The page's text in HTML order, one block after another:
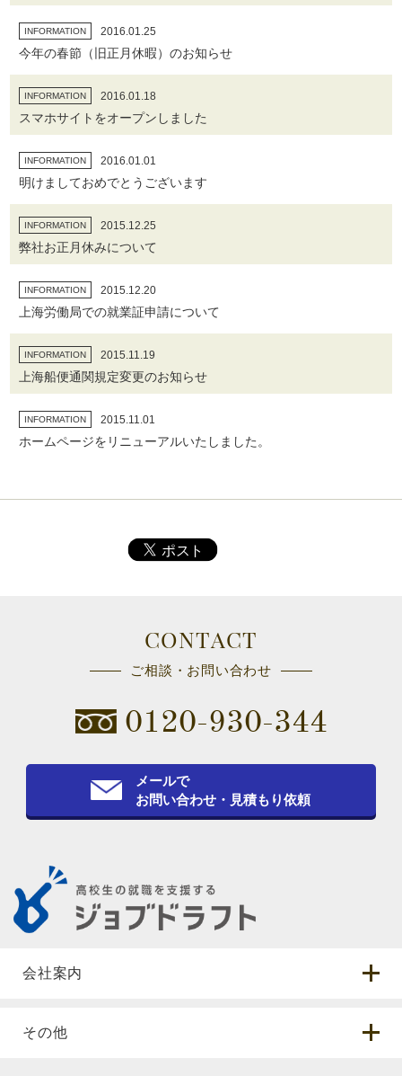
INFORMATION 2016.01.25
今年の春節（旧正月休暇）のお知らせ
INFORMATION 2016.01.18
スマホサイトをオープンしました
INFORMATION 2016.01.01
明けましておめでとうございます
INFORMATION 2015.12.25
弊社お正月休みについて
INFORMATION 2015.12.20
上海労働局での就業証申請について
INFORMATION 2015.11.19
上海船便通関規定変更のお知らせ
INFORMATION 2015.11.01
ホームページをリニューアルいたしました。
CONTACT
ご相談・お問い合わせ
0120-930-344
メールで
お問い合わせ・見積もり依頼
会社案内
その他